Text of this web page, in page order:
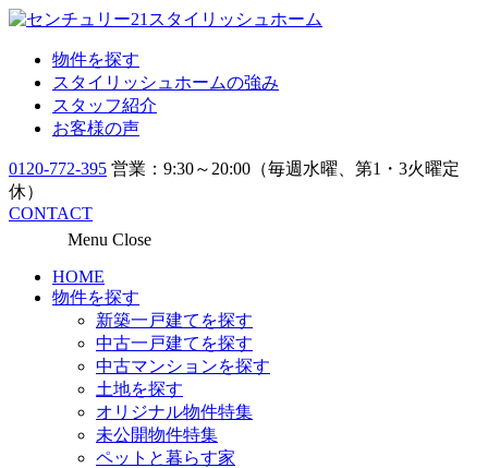
物件を探す
スタイリッシュホームの強み
スタッフ紹介
お客様の声
0120-772-395 営業：9:30～20:00（毎週水曜、第1・3火曜定
休）
CONTACT
Menu Close
HOME
物件を探す
新築一戸建てを探す
中古一戸建てを探す
中古マンションを探す
土地を探す
オリジナル物件特集
未公開物件特集
ペットと暮らす家